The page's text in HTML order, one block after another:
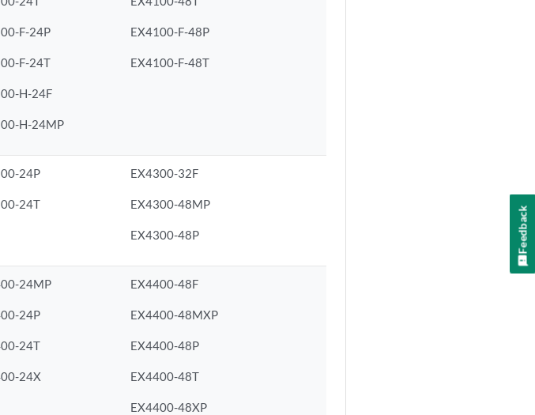
F-24P
F-24T
H-24F
H-24MP
EX4100-F-48P
EX4100-F-48T
24P
24T
EX4300-32F
EX4300-48MP
EX4300-48P
24MP
24P
24T
24X
EX4400-48F
EX4400-48MXP
EX4400-48P
EX4400-48T
EX4400-48XP
Feedback